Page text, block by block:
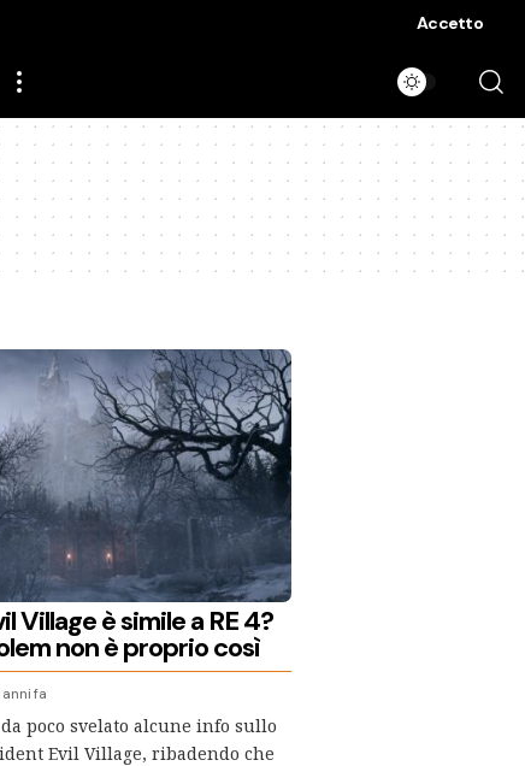
Accetto
Village è simile a RE 4?
non è proprio così
fa
poco svelato alcune info sullo
Evil Village, ribadendo che